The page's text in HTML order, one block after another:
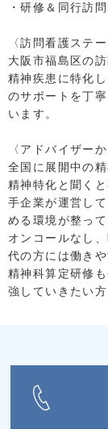
・研修＆同行訪
〈訪問看護ステ
大阪市福島区の
精神疾患に特化
のサポートを丁
います。
〈アドバイザー
全国に展開中の
精神特化と聞く
手企業が運営し
める環境が整って
オンコールなし
代の方には働き
精神科算定研修
強していきたい